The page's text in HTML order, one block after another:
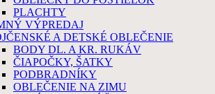
PLACHTY
VÝPREDAJ
A DETSKÉ OBLEČENIE
BODY DL. A KR. RUKÁV
ČIAPOČKY, ŠATKY
PODBRADNÍKY
OBLEČENIE NA ZIMU